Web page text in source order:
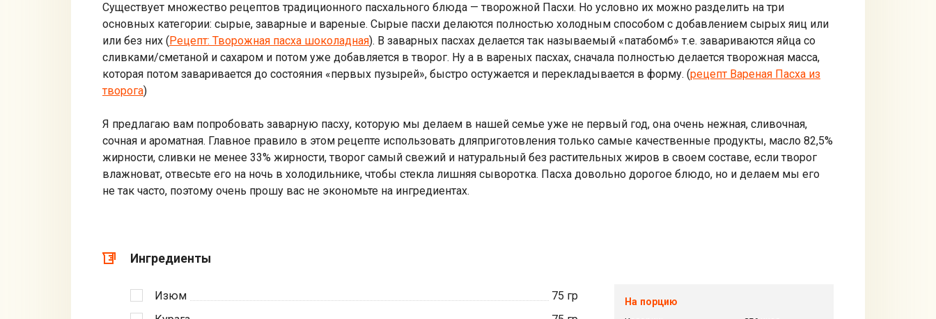
Существует множество рецептов традиционного пасхального блюда — творожной Пасхи. Но условно их можно разделить на три
основных категории: сырые, заварные и вареные. Сырые пасхи делаются полностью холодным способом с добавлением сырых яиц или
или без них ( Рецепт: Творожная пасха шоколадная). В заварных пасхах делается так называемый «патабомб» т.е. завариваются яйца со
сливками/сметаной и сахаром и потом уже добавляется в творог. Ну а в вареных пасхах, сначала полностью делается творожная масса,
которая потом заваривается до состояния «первых пузырей», быстро остужается и перекладывается в форму. (рецепт Вареная Пасха из
творога)
Я предлагаю вам попробовать заварную пасху, которую мы делаем в нашей семье уже не первый год, она очень нежная, сливочная,
сочная и ароматная. Главное правило в этом рецепте использовать дляприготовления только самые качественные продукты, масло 82,5%
жирности, сливки не менее 33% жирности, творог самый свежий и натуральный без растительных жиров в своем составе, если творог
влажноват, отвесьте его на ночь в холодильнике, чтобы стекла лишняя сыворотка. Пасха довольно дорогое блюдо, но и делаем мы его
не так часто, поэтому очень прошу вас не экономьте на ингредиентах.
Ингредиенты
Изюм 75 гр
На порцию